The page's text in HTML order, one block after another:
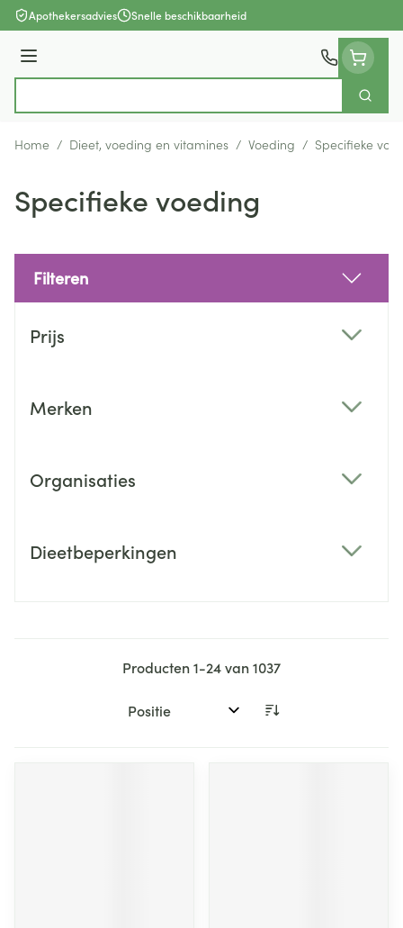
Ga naar de inhoud
Apothekersadvies Snelle beschikbaarheid
Menu
Zoek
Home / Dieet, voeding en vitamines / Voeding / Specifieke
Specifieke voeding
Filteren
Prijs
Merken
Organisaties
Dieetbeperkingen
Producten1-24van1037
Sorteer op: